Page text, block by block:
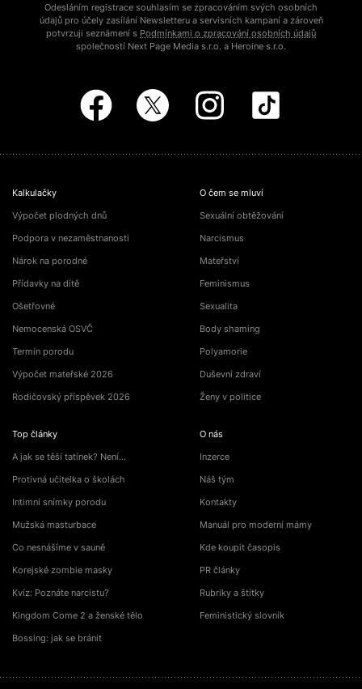
Odesláním registrace souhlasím se zpracováním svých osobních
údajů pro účely zasílání Newsletteru a servisních kampaní a zároveň
potvrzuji seznámení s Podmínkami o zpracování osobních údajů
společností Next Page Media s.r.o. a Heroine s.r.o.
Kalkulačky
Výpočet plodných dnů
Podpora v nezaměstnanosti
Nárok na porodné
Přídavky na dítě
Ošetřovné
Nemocenská OSVČ
Termín porodu
Výpočet mateřské 2026
Rodičovský příspěvek 2026
Top články
A jak se těší tatínek? Není…
Protivná učitelka o školách
Intimní snímky porodu
Mužská masturbace
Co nesnášíme v sauně
Korejské zombie masky
Kvíz: Poznáte narcistu?
Kingdom Come 2 a ženské tělo
Bossing: jak se bránit
O čem se mluví
Sexuální obtěžování
Narcismus
Mateřství
Feminismus
Sexualita
Body shaming
Polyamorie
Duševní zdraví
Ženy v politice
O nás
Inzerce
Náš tým
Kontakty
Manuál pro moderní mámy
Kde koupit časopis
PR články
Rubriky a štítky
Feministický slovník